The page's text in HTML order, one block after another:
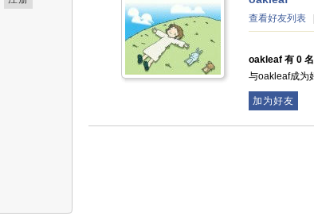
查看好友列表
oakleaf 有 0
与oakleaf成为
加为好友